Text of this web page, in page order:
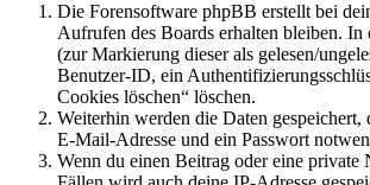
Die Forensoftware phpBB erstellt bei
Aufrufen des Boards erhalten bleiben.
(zur Markierung dieser als gelesen/
Benutzer-ID, ein
Cookies löschen“ löschen.
Weiterhin werden die Daten
E-Mail-Adresse und ein Passwort
Wenn du einen Beitrag oder eine private